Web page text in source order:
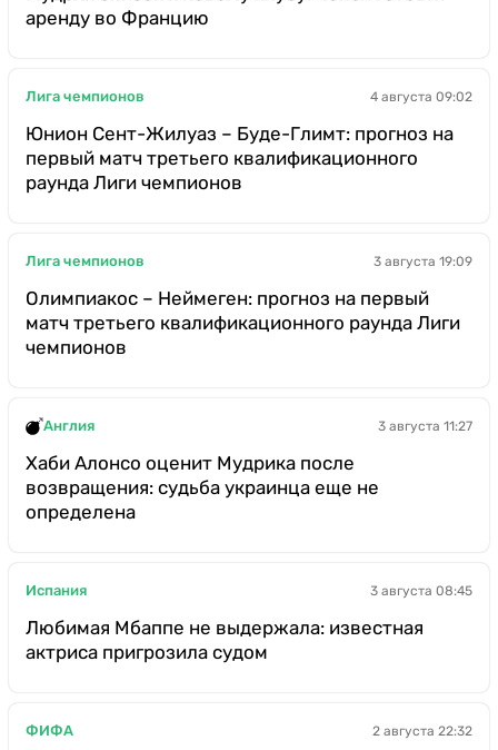
аренду во Францию
Лига чемпионов 4 августа 09:02
Юнион Сент-Жилуаз – Буде-Глимт: прогноз на
первый матч третьего квалификационного
раунда Лиги чемпионов
Лига чемпионов 3 августа 19:09
Олимпиакос – Неймеген: прогноз на первый
матч третьего квалификационного раунда Лиги
чемпионов
Англия 3 августа 11:27
Хаби Алонсо оценит Мудрика после
возвращения: судьба украинца еще не
определена
Испания 3 августа 08:45
Любимая Мбаппе не выдержала: известная
актриса пригрозила судом
ФИФА 2 августа 22:32